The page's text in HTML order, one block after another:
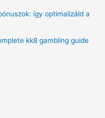
így optimalizáld a
kk8 gambling guide